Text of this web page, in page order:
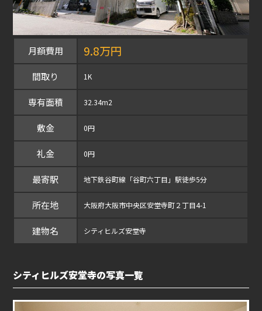
月額費用 9.8万円
間取り 1K
専有面積 32.34m2
敷金 0円
礼金 0円
最寄駅 地下鉄谷町線「谷町六丁目」駅徒歩5分
所在地 大阪府大阪市中央区安堂寺町２丁目4-1
建物名 シティヒルズ安堂寺
シティヒルズ安堂寺の写真一覧